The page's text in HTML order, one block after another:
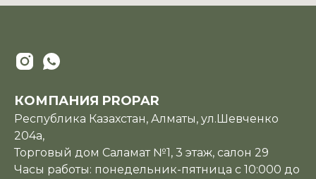
КОМПАНИЯ PROPAR
Республика Казахстан, Алматы, ул.Шевченко
204а,
Торговый дом Саламат №1, 3 этаж, салон 29
Часы работы: понедельник-пятница с 10:000 до